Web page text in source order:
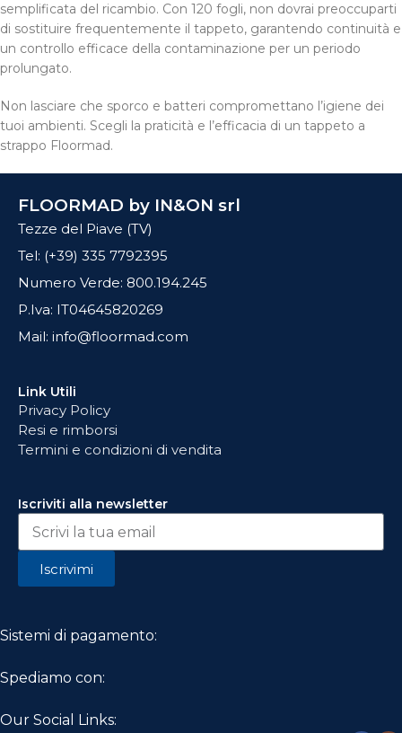
semplificata del ricambio. Con 120 fogli, non dovrai preoccuparti
di sostituire frequentemente il tappeto, garantendo continuità e
un controllo efficace della contaminazione per un periodo
prolungato.
Non lasciare che sporco e batteri compromettano l’igiene dei
tuoi ambienti. Scegli la praticità e l’efficacia di un tappeto a
strappo Floormad.
FLOORMAD by IN&ON srl
Tezze del Piave (TV)
Tel: (+39) 335 7792395
Numero Verde: 800.194.245
P.Iva: IT04645820269
Mail: info@floormad.com
Link Utili
Privacy Policy
Resi e rimborsi
Termini e condizioni di vendita
Iscriviti alla newsletter
Iscrivimi
Sistemi di pagamento:
Spediamo con:
Our Social Links: